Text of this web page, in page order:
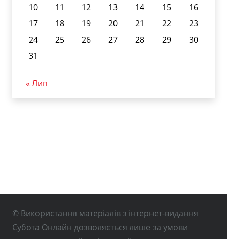
10
11 12 13 14 15
16
17
18 19 20 21 22
23
24
25 26 27 28 29
30
31
« Лип
© Використання матеріалів з інтернет-видання
Субота Онлайн дозволяється лише за умови